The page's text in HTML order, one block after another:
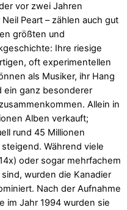
vor zwei Jahren
Peart – zählen auch gut
größten und
Ihre riesige
oft experimentellen
als Musiker, ihr Hang
ein ganz besonderer
Allein in
Alben verkauft;
rund 45 Millionen
Während viele
oder sogar mehrfachem
wurden die Kanadier
Nach der Aufnahme
im Jahr 1994 wurden sie